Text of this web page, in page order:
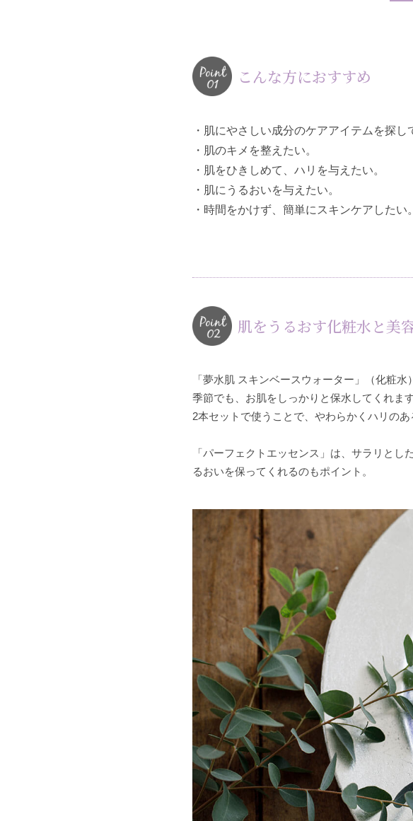
こんな方におすすめ
・肌にやさしい成分のケアアイテムを探し
・肌のキメを整えたい。
・肌をひきしめて、ハリを与えたい。
・肌にうるおいを与えたい。
・時間をかけず、簡単にスキンケアしたい。
肌をうるおす化粧水と美
「夢水肌 スキンベースウォーター」（化粧
季節でも、お肌をしっかりと保水してくれます
2本セットで使うことで、やわらかくハリのあ
「パーフェクトエッセンス」は、サラリと
るおいを保ってくれるのもポイント。